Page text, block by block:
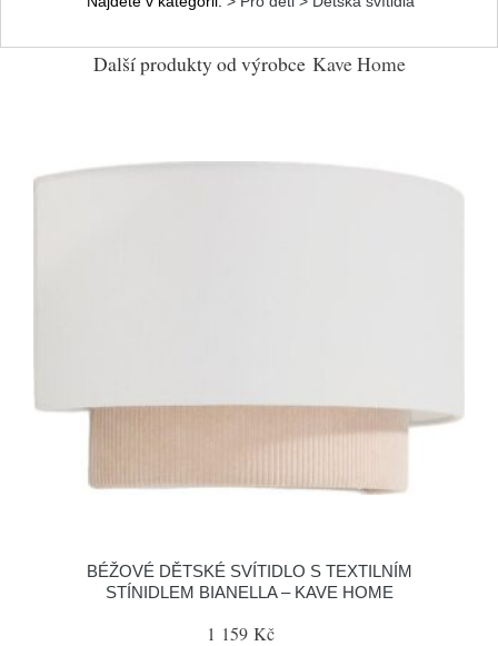
Další produkty od výrobce Kave Home
BÉŽOVÉ DĚTSKÉ SVÍTIDLO S TEXTILNÍM
STÍNIDLEM BIANELLA – KAVE HOME
1 159 Kč